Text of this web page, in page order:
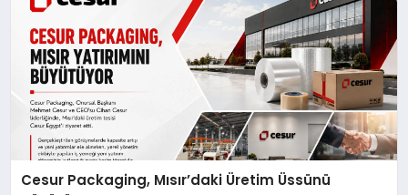
Cesur Packaging, Mısır’daki Üretim Üssünü